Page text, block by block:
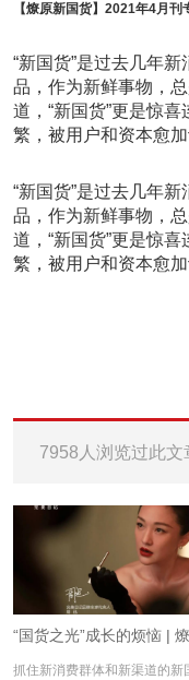
【燎原新国货】2021年4月刊
“新国货”是过去几年
品，作为新鲜事物，
道，“新国货”更是惊
繁，被用户和资本愈
“新国货”是过去几年
品，作为新鲜事物，
道，“新国货”更是惊
繁，被用户和资本愈
7958人浏览过此文
抓住新消费群体和新渠道的新